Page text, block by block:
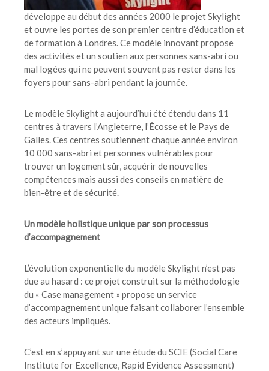
développe au début des années 2000 le projet Skylight
et ouvre les portes de son premier centre d’éducation et
de formation à Londres. Ce modèle innovant propose
des activités et un soutien aux personnes sans-abri ou
mal logées qui ne peuvent souvent pas rester dans les
foyers pour sans-abri pendant la journée.
Le modèle Skylight a aujourd’hui été étendu dans 11
centres à travers l’Angleterre, l’Écosse et le Pays de
Galles. Ces centres soutiennent chaque année environ
10 000 sans-abri et personnes vulnérables pour
trouver un logement sûr, acquérir de nouvelles
compétences mais aussi des conseils en matière de
bien-être et de sécurité.
Un modèle holistique unique par son processus
d’accompagnement
L’évolution exponentielle du modèle Skylight n’est pas
due au hasard : ce projet construit sur la méthodologie
du « Case management » propose un service
d’accompagnement unique faisant collaborer l’ensemble
des acteurs impliqués.
C’est en s’appuyant sur une étude du SCIE (Social Care
Institute for Excellence, Rapid Evidence Assessment)